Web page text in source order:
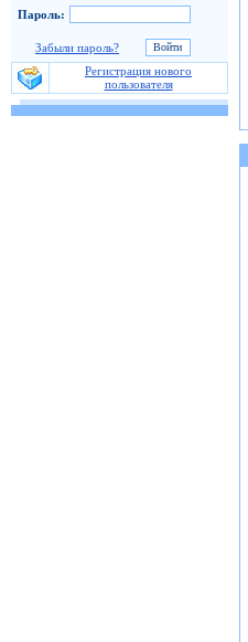
Пароль:
Забыли пароль?
Регистрация нового
пользователя